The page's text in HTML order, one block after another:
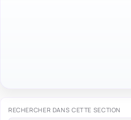
RECHERCHER DANS CETTE SECTION